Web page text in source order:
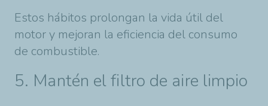
Estos hábitos prolongan la vida útil del
motor y mejoran la eficiencia del consumo
de combustible.
5. Mantén el filtro de aire limpio